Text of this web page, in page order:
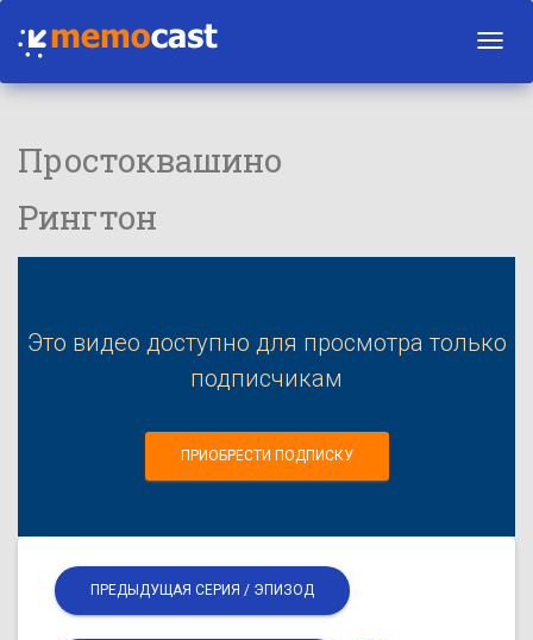
Простоквашино
Рингтон
Это видео доступно для просмотра только
подписчикам
ПРИОБРЕСТИ ПОДПИСКУ
ПРЕДЫДУЩАЯ СЕРИЯ / ЭПИЗОД